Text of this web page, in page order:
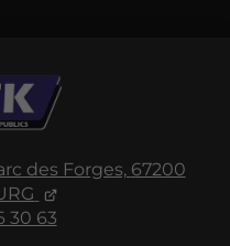
des Forges, 67200
30 63